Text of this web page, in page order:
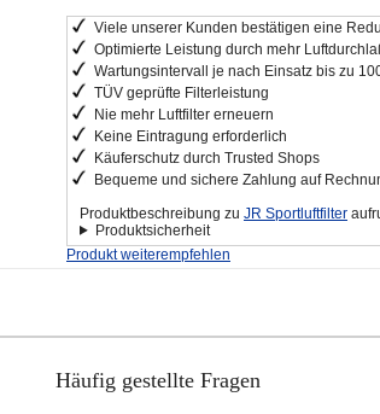
Viele unserer Kunden bestätigen eine
Optimierte Leistung durch mehr
Wartungsintervall je nach Einsatz bis zu
TÜV geprüfte Filterleistung
Nie mehr Luftfilter erneuern
Keine Eintragung erforderlich
Käuferschutz durch Trusted Shops
Bequeme und sichere Zahlung auf
Produktbeschreibung zu JR Sportluftfilter
Produktsicherheit
Produkt weiterempfehlen
Häufig gestellte Fragen